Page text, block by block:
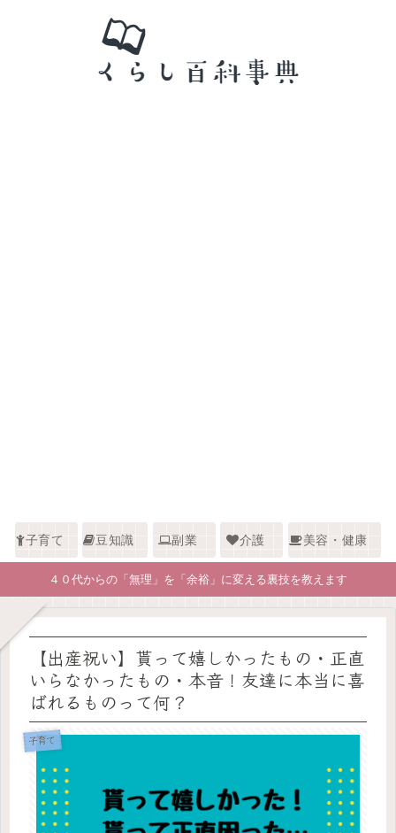
子育て 豆知識 副業 介護 美容・健康
４０代からの「無理」を「余裕」に変える裏技を教えます
【出産祝い】貰って嬉しかったもの・正直
いらなかったもの・本音！友達に本当に喜
ばれるものって何？
子育て